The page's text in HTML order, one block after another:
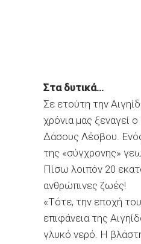
Στα δυτικά…
Σε ετούτη την
χρόνια µας ξεναγεί
∆άσους Λέσβου.
της «σύγχρονης»
Πίσω λοιπόν 20
ανθρώπινες ζωές!
«Τότε, την εποχή
επιφάνεια της
γλυκό νερό. Η